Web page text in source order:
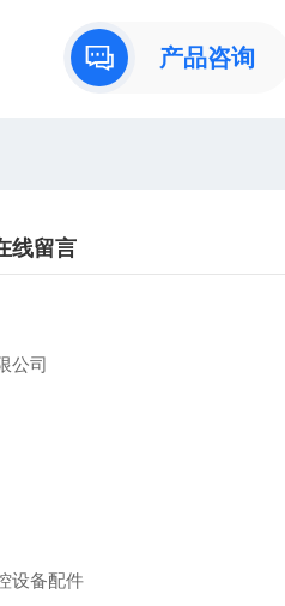
仪器仪表、零配件，保证*。
产品咨询
线留言
公司
设备配件